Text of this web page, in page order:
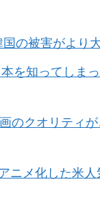
の被害がより
を知ってしま
のクオリティ
ニメ化した米